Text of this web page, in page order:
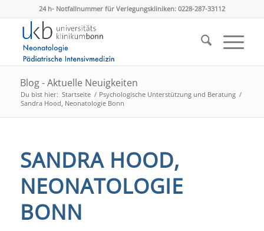
24 h- Notfallnummer für Verlegungskliniken: 0228-287-33112
Blog - Aktuelle Neuigkeiten
Du bist hier: Startseite / Psychologische Unterstützung und Beratung /
Sandra Hood, Neonatologie Bonn
SANDRA HOOD,
NEONATOLOGIE
BONN